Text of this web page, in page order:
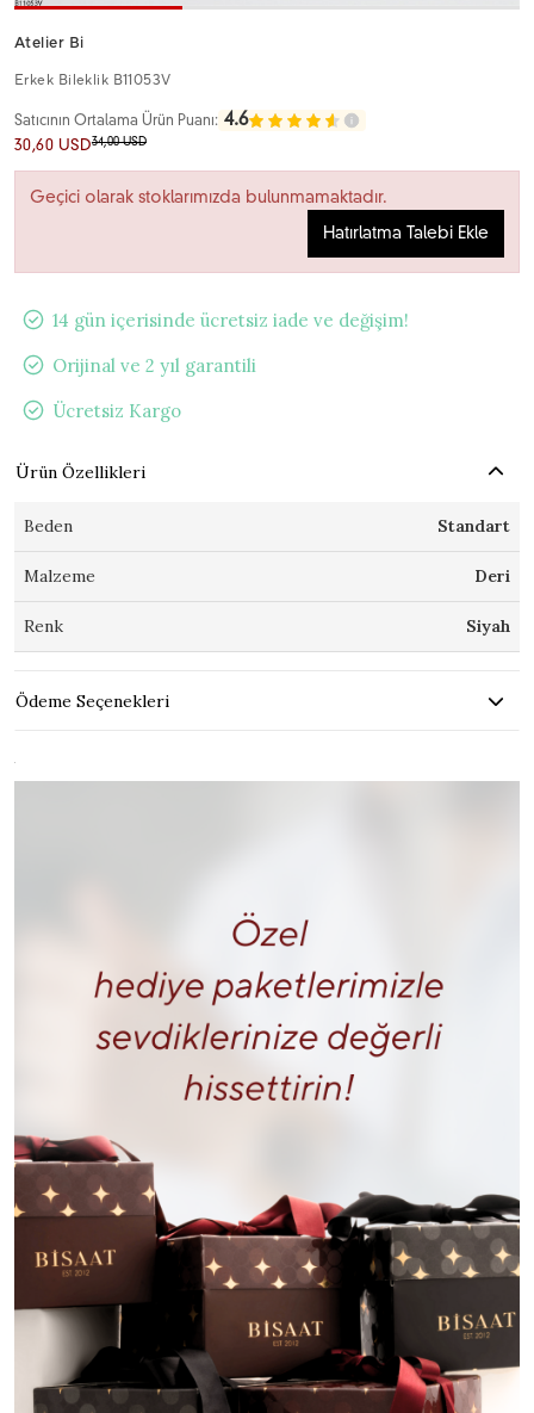
Atelier Bi
Erkek Bileklik B11053V
Satıcının Ortalama Ürün Puanı: 4.6
30,60 USD34,00 USD
Geçici olarak stoklarımızda bulunmamaktadır.
Hatırlatma Talebi Ekle
14 gün içerisinde ücretsiz iade ve değişim!
Orijinal ve 2 yıl garantili
Ücretsiz Kargo
Ürün Özellikleri
Beden Standart
Malzeme Deri
Renk Siyah
Ödeme Seçenekleri